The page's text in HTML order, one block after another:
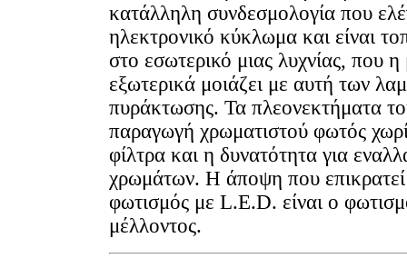
κατάλληλη συνδεσμολογία που
ηλεκτρονικό κύκλωμα και είναι
στο εσωτερικό μιας λυχνίας, που
εξωτερικά μοιάζει με αυτή των
πυράκτωσης. Τα πλεονεκτήματα
παραγωγή χρωματιστού φωτός
φίλτρα και η δυνατότητα για
χρωμάτων. Η άποψη που επικρατεί
φωτισμός με L.E.D. είναι ο
μέλλοντος.